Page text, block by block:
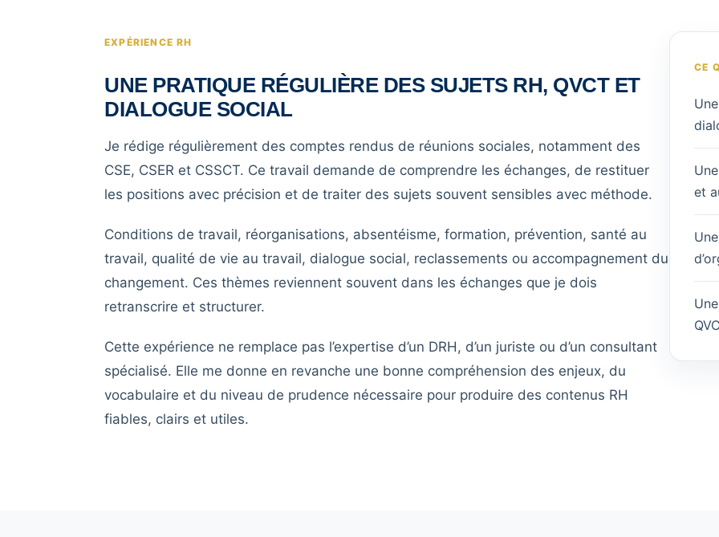
EXPÉRIENCE RH
UNE PRATIQUE RÉGULIÈRE DES SUJETS RH, QVCT ET
DIALOGUE SOCIAL
Je rédige régulièrement des comptes rendus de réunions sociales, notamment des
CSE, CSER et CSSCT. Ce travail demande de comprendre les échanges, de restituer
les positions avec précision et de traiter des sujets souvent sensibles avec méthode.
Conditions de travail, réorganisations, absentéisme, formation, prévention, santé au
travail, qualité de vie au travail, dialogue social, reclassements ou accompagnement du
changement. Ces thèmes reviennent souvent dans les échanges que je dois
retranscrire et structurer.
Cette expérience ne remplace pas l’expertise d’un DRH, d’un juriste ou d’un consultant
spécialisé. Elle me donne en revanche une bonne compréhension des enjeux, du
vocabulaire et du niveau de prudence nécessaire pour produire des contenus RH
fiables, clairs et utiles.
CE
et